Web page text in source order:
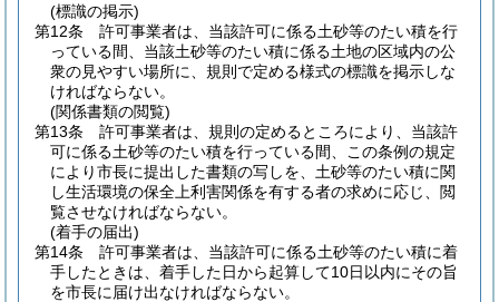
(標識の掲示)
第12条
許可事業者は、当該許可に係る土砂等のたい積を行
っている間、当該土砂等のたい積に係る土地の区域内の公
衆の見やすい場所に、規則で定める様式の標識を掲示しな
ければならない。
(関係書類の閲覧)
第13条
許可事業者は、規則の定めるところにより、当該許
可に係る土砂等のたい積を行っている間、この条例の規定
により市長に提出した書類の写しを、土砂等のたい積に関
し生活環境の保全上利害関係を有する者の求めに応じ、閲
覧させなければならない。
(着手の届出)
第14条
許可事業者は、当該許可に係る土砂等のたい積に着
手したときは、着手した日から起算して10日以内にその旨
を市長に届け出なければならない。